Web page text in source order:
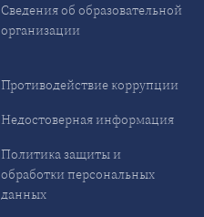
Сведения об образовательной
организации
Противодействие коррупции
Недостоверная информация
Политика защиты и
обработки персональных
данных